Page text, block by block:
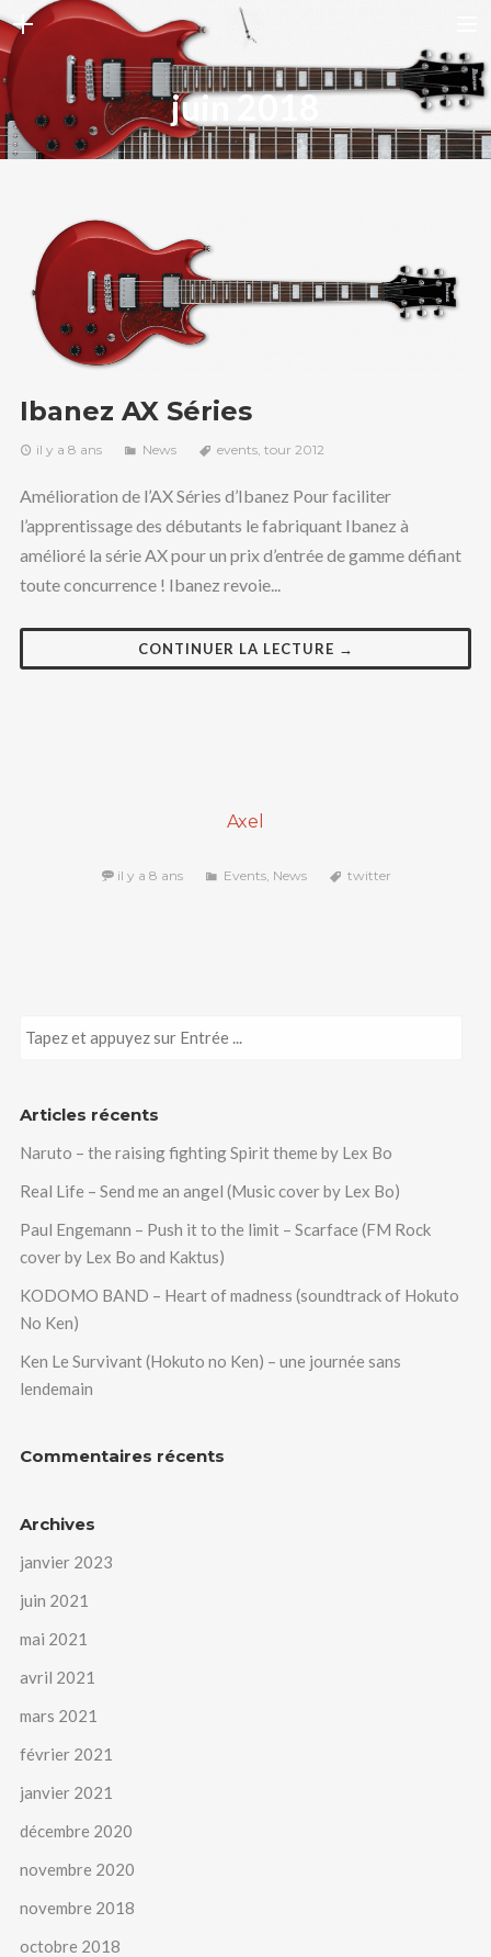
ELITE GUITARE
BIO AXEL
CONTACT
RECHERCHE
juin 2018
Ibanez AX Séries
il y a 8 ans News events, tour 2012
Amélioration de l’AX Séries d’Ibanez Pour faciliter
l’apprentissage des débutants le fabriquant Ibanez à
amélioré la série AX pour un prix d’entrée de gamme défiant
toute concurrence ! Ibanez revoie...
CONTINUER LA LECTURE →
Axel
il y a 8 ans Events, News twitter
Articles récents
Naruto – the raising fighting Spirit theme by Lex Bo
Real Life – Send me an angel (Music cover by Lex Bo)
Paul Engemann – Push it to the limit – Scarface (FM Rock
cover by Lex Bo and Kaktus)
KODOMO BAND – Heart of madness (soundtrack of Hokuto
No Ken)
Ken Le Survivant (Hokuto no Ken) – une journée sans
lendemain
Commentaires récents
Archives
janvier 2023
juin 2021
mai 2021
avril 2021
mars 2021
février 2021
janvier 2021
décembre 2020
novembre 2020
novembre 2018
octobre 2018